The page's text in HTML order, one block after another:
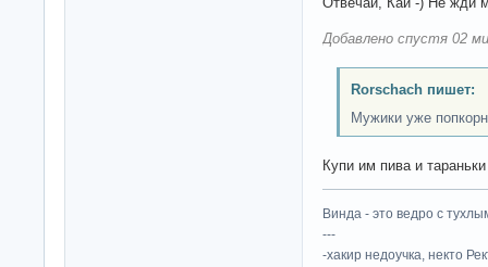
Добавлено спустя 02
Rorschach пишет:
Мужики уже
Купи им пива и
Винда - это ведро с
---
-хакир недоучка, некто